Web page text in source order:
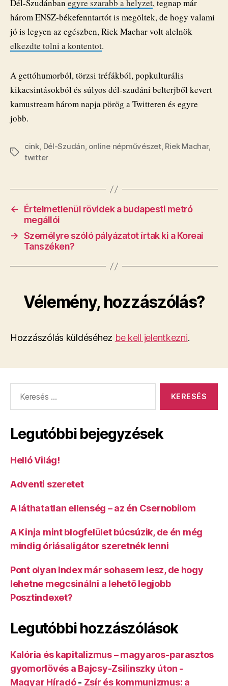
Dél-Szudánban egyre szarabb a helyzet, tegnap már
három ENSZ-békefenntartót is megöltek, de hogy valami
jó is legyen az egészben, Riek Machar volt alelnök
elkezdte tolni a kontentot.
A gettóhumorból, törzsi tréfákból, popkulturális
kikacsintásokból és súlyos dél-szudáni belterjből kevert
kamustream három napja pörög a Twitteren és egyre
jobb.
Címkék
cink, Dél-Szudán, online népművészet, Riek Machar,
twitter
←
Értelmetlenül rövidek a budapesti metró
megállói
→ Személyre szóló pályázatot írtak ki a Koreai
Tanszéken?
Vélemény, hozzászólás?
Hozzászólás küldéséhez be kell jelentkezni.
Legutóbbi bejegyzések
Helló Világ!
Adventi szeretet
A láthatatlan ellenség – az én Csernobilom
A Kinja mint blogfelület búcsúzik, de én még
mindig óriásaligátor szeretnék lenni
Pont olyan Index már sohasem lesz, de hogy
lehetne megcsinálni a lehető legjobb
Posztindexet?
Legutóbbi hozzászólások
Kalória és kapitalizmus – magyaros-parasztos
gyomorlövés a Bajcsy-Zsilinszky úton -
Magyar Híradó- Zsír és kommunizmus: a